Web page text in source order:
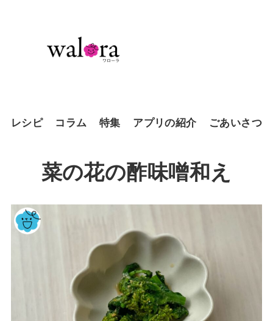
レシピ コラム 特集 アプリの紹介 ごあいさつ
菜の花の酢味噌和え